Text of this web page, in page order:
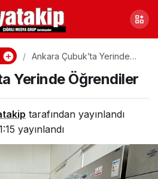
Ankara Çubuk’ta Yerinde
Yerinde Öğrendiler
tarafından yayınlandı
yayınlandı
Paylaş